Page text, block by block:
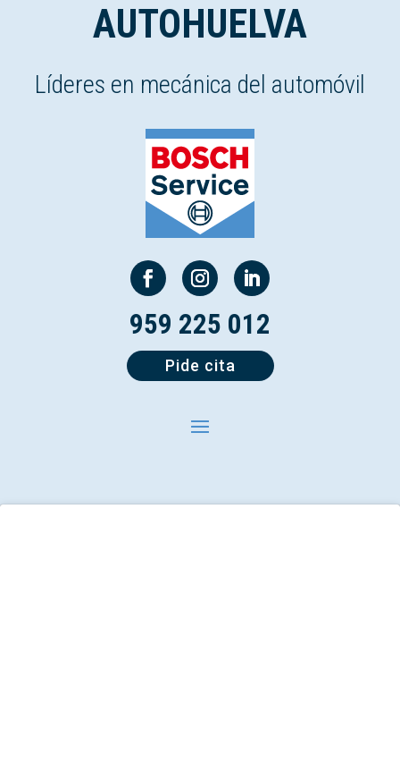
AUTOHUELVA
Líderes en mecánica del automóvil
959 225 012
Pide cita